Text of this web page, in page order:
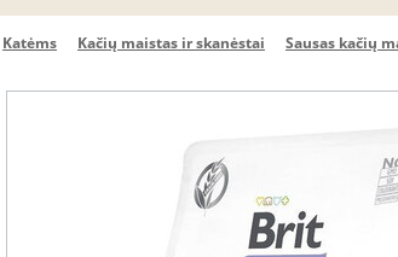
Katėms Kačių maistas ir skanėstai Sausas kačių